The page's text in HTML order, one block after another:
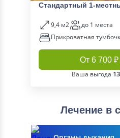
Стандартный 1-
9,4 м2
до 1 места
Прикроватная
От 6 700 ₽
Ваша выгода
Лечение в